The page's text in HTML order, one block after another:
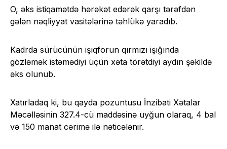
O, əks istiqamətdə hərəkət edərək qarşı tərəfdən
gələn nəqliyyat vasitələrinə təhlükə yaradıb.
Kadrda sürücünün işıqforun qırmızı işığında
gözləmək istəmədiyi üçün xəta törətdiyi aydın şəkildə
əks olunub.
Xatırladaq ki, bu qayda pozuntusu İnzibati Xətalar
Məcəlləsinin 327.4-cü maddəsinə uyğun olaraq, 4 bal
və 150 manat cərimə ilə nəticələnir.